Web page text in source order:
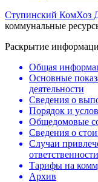
Ступинский КомХоз
коммунальные
Раскрытие
Общая
Основные
деятельности
Сведения о
Порядок и
Общедомовые
Сведения о
Случаи
ответственности
Тарифы на
Архив